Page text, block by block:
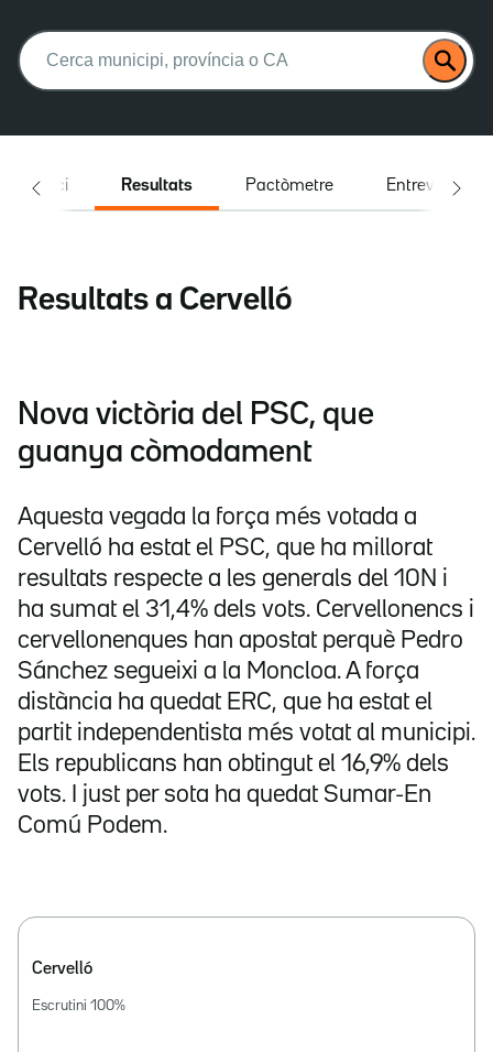
Buscar:
Inici Resultats Pactòmetre Entrevistes
Resultats a Cervelló
Nova victòria del PSC, que
guanya còmodament
Aquesta vegada la força més votada a
Cervelló ha estat el PSC, que ha millorat
resultats respecte a les generals del 10N i
ha sumat el 31,4% dels vots. Cervellonencs i
cervellonenques han apostat perquè Pedro
Sánchez segueixi a la Moncloa. A força
distància ha quedat ERC, que ha estat el
partit independentista més votat al municipi.
Els republicans han obtingut el 16,9% dels
vots. I just per sota ha quedat Sumar-En
Comú Podem.
Cervelló
Escrutini 100%